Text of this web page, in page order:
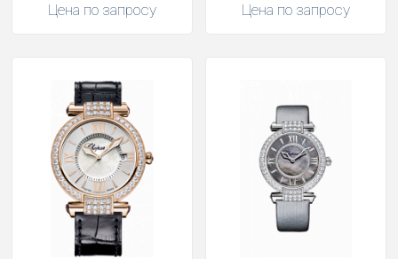
Цена по запросу Цена по запросу